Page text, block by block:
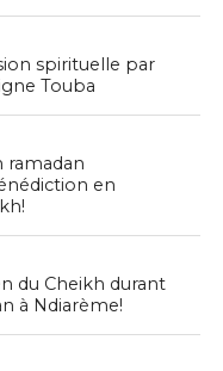
spirituelle par
Touba
ramadan
en
du Cheikh durant
à Ndiarème!